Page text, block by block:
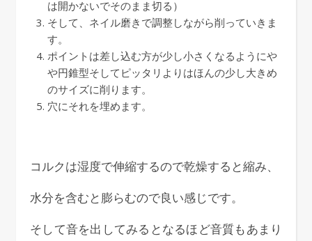
は開かないでそのまま切る）
そして、ネイル磨きで調整しながら削っていきま
す。
ポイントは差し込む方が少し小さくなるようにや
や円錐型そしてピッタリよりはほんの少し大きめ
のサイズに削ります。
穴にそれを埋めます。
コルクは湿度で伸縮するので乾燥すると縮み、
水分を含むと膨らむので良い感じです。
そして音を出してみるとなるほど音質もあまり